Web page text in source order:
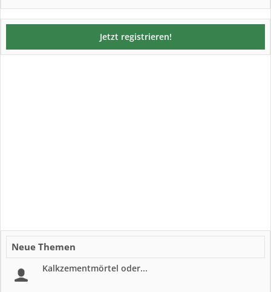
Jetzt registrieren!
Neue Themen
Kalkzementmörtel oder...